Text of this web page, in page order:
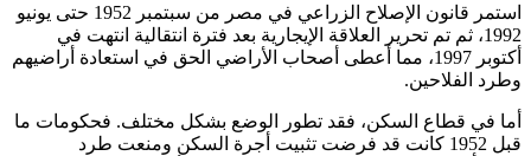
استمر قانون الإصلاح الزراعي في مصر من سبتمبر 1952 حتى يونيو
1992، ثم تم تحرير العلاقة الإيجارية بعد فترة انتقالية انتهت في
أكتوبر 1997، مما أعطى أصحاب الأراضي الحق في استعادة أراضيهم
وطرد الفلاحين.
أما في قطاع السكن، فقد تطور الوضع بشكل مختلف. فحكومات ما
قبل 1952 كانت قد فرضت تثبيت أجرة السكن ومنعت طرد